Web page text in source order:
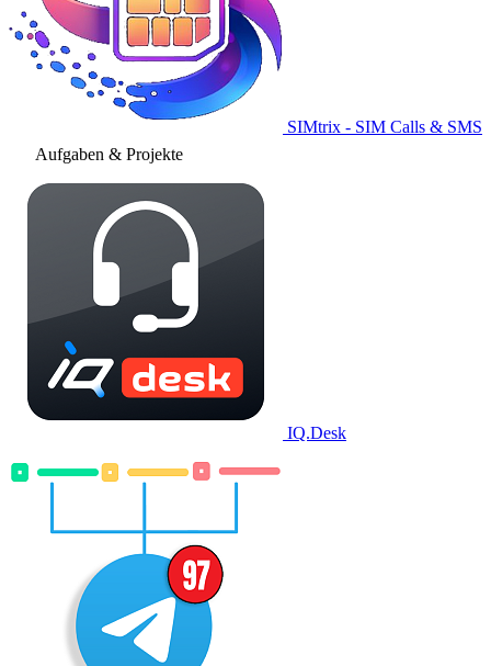
SIMtrix - SIM Calls & SMS
Aufgaben & Projekte
IQ.Desk